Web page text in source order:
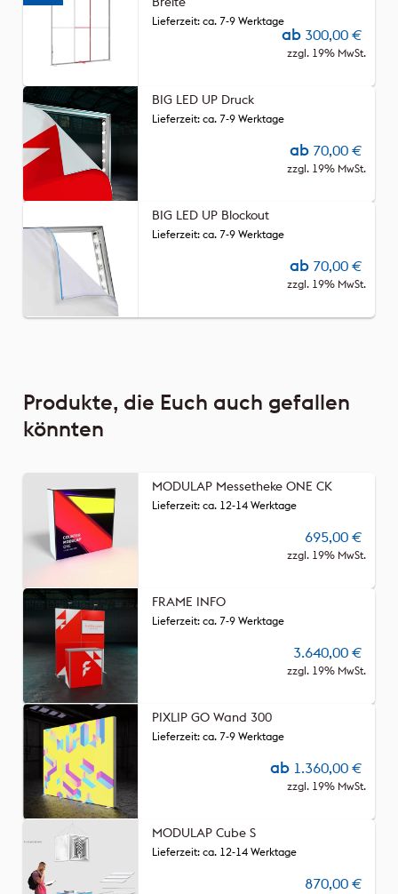
ab 300,00 €
zzgl. 19% MwSt.
Lieferzeit: ca. 7-9 Werktage
BIG LED UP Druck
ab 70,00 €
zzgl. 19% MwSt.
Lieferzeit: ca. 7-9 Werktage
BIG LED UP Blockout
ab 70,00 €
zzgl. 19% MwSt.
Lieferzeit: ca. 7-9 Werktage
Produkte, die Euch auch gefallen
könnten
MODULAP Messetheke ONE CK
Lieferzeit: ca. 12-14 Werktage
695,00 €
zzgl. 19% MwSt.
FRAME INFO
3.640,00 €
zzgl. 19% MwSt.
Lieferzeit: ca. 7-9 Werktage
PIXLIP GO Wand 300
ab 1.360,00 €
zzgl. 19% MwSt.
Lieferzeit: ca. 7-9 Werktage
MODULAP Cube S
Lieferzeit: ca. 12-14 Werktage
870,00 €